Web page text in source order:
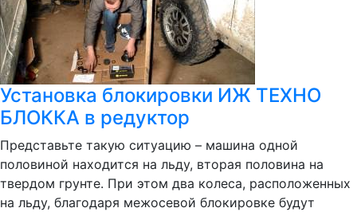
Установка блокировки ИЖ ТЕХНО
БЛОККА в редуктор
Представьте такую ситуацию – машина одной
половиной находится на льду, вторая половина на
твердом грунте. При этом два колеса, расположенных
на льду, благодаря межосевой блокировке будут